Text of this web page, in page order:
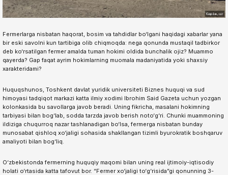
Fermerlarga nisbatan haqorat, bosim va tahdidlar bo‘lgani haqidagi xabarlar yana
bir eski savolni kun tartibiga olib chiqmoqda: nega qonunda mustaqil tadbirkor
deb ko‘rsatilgan fermer amalda tuman hokimi oldida bunchalik ojiz? Muammo
qayerda? Gap faqat ayrim hokimlarning muomala madaniyatida yoki shaxsiy
xarakteridami?
Huquqshunos, Toshkent davlat yuridik universiteti Biznes huquqi va sud
himoyasi tadqiqot markazi katta ilmiy xodimi Ibrohim Said Gazeta uchun yozgan
kolonkasida bu savollarga javob beradi. Uning fikricha, masalani hokimning
tarbiyasi bilan bog‘lab, sodda tarzda javob berish noto‘g‘ri. Chunki muammoning
ildiziga chuqurroq nazar tashlanadigan bo‘lsa, fermerga nisbatan bunday
munosabat qishloq xo‘jaligi sohasida shakllangan tizimli byurokratik boshqaruv
amaliyoti bilan bog‘liq.
O‘zbekistonda fermerning huquqiy maqomi bilan uning real ijtimoiy-iqtisodiy
holati o‘rtasida katta tafovut bor. “Fermer xo‘jaligi to‘g‘risida”gi qonunning 3-